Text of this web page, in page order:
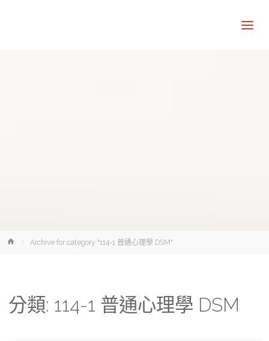
HomeArchive for category "114-1 普通心理學 DSM"
分類: 114-1 普通心理學 DSM